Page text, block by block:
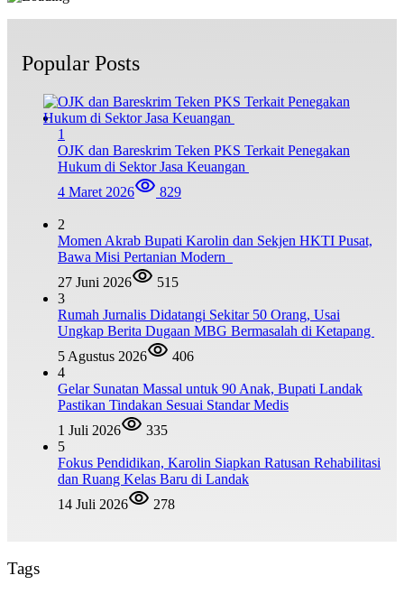
Popular Posts
1
OJK dan Bareskrim Teken PKS Terkait Penegakan
Hukum di Sektor Jasa Keuangan
4 Maret 2026
829
2
Momen Akrab Bupati Karolin dan Sekjen HKTI Pusat,
Bawa Misi Pertanian Modern
27 Juni 2026
515
3
Rumah Jurnalis Didatangi Sekitar 50 Orang, Usai
Ungkap Berita Dugaan MBG Bermasalah di Ketapang
5 Agustus 2026
406
4
Gelar Sunatan Massal untuk 90 Anak, Bupati Landak
Pastikan Tindakan Sesuai Standar Medis
1 Juli 2026
335
5
Fokus Pendidikan, Karolin Siapkan Ratusan Rehabilitasi
dan Ruang Kelas Baru di Landak
14 Juli 2026
278
Tags